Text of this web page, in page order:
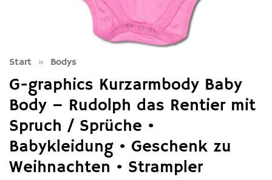
Start » Bodys
G-graphics Kurzarmbody Baby
Body – Rudolph das Rentier mit
Spruch / Sprüche •
Babykleidung • Geschenk zu
Weihnachten • Strampler